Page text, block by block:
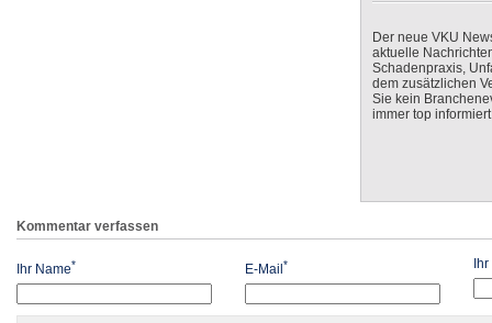
Der neue VKU
aktuelle
Schadenpraxis,
dem zusätzlichen
Sie kein
immer top
Kommentar verfassen
Ihr Name* E-Mail *